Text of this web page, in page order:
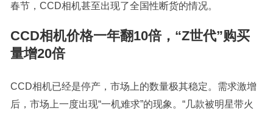
春节，CCD相机甚至出现了全国性断货的情况。
CCD相机价格一年翻10倍，“Z世代”购买
量增20倍
CCD相机已经是停产，市场上的数量极其稳定。需求激增
后，市场上一度出现“一机难求”的现象。“几款被明星带火